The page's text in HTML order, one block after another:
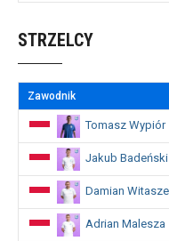
STRZELCY
Zawodnik
Tomasz Wypiór
Jakub Badeński
Damian
Adrian Malesza